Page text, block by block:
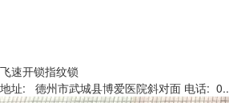
飞速开锁指纹锁
地址: 德州市武城县博爱医院斜对面 电话: 0..